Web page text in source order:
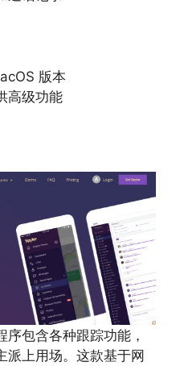
版本
高级功能
包含各种跟踪功能，
派上用场。这款基于网